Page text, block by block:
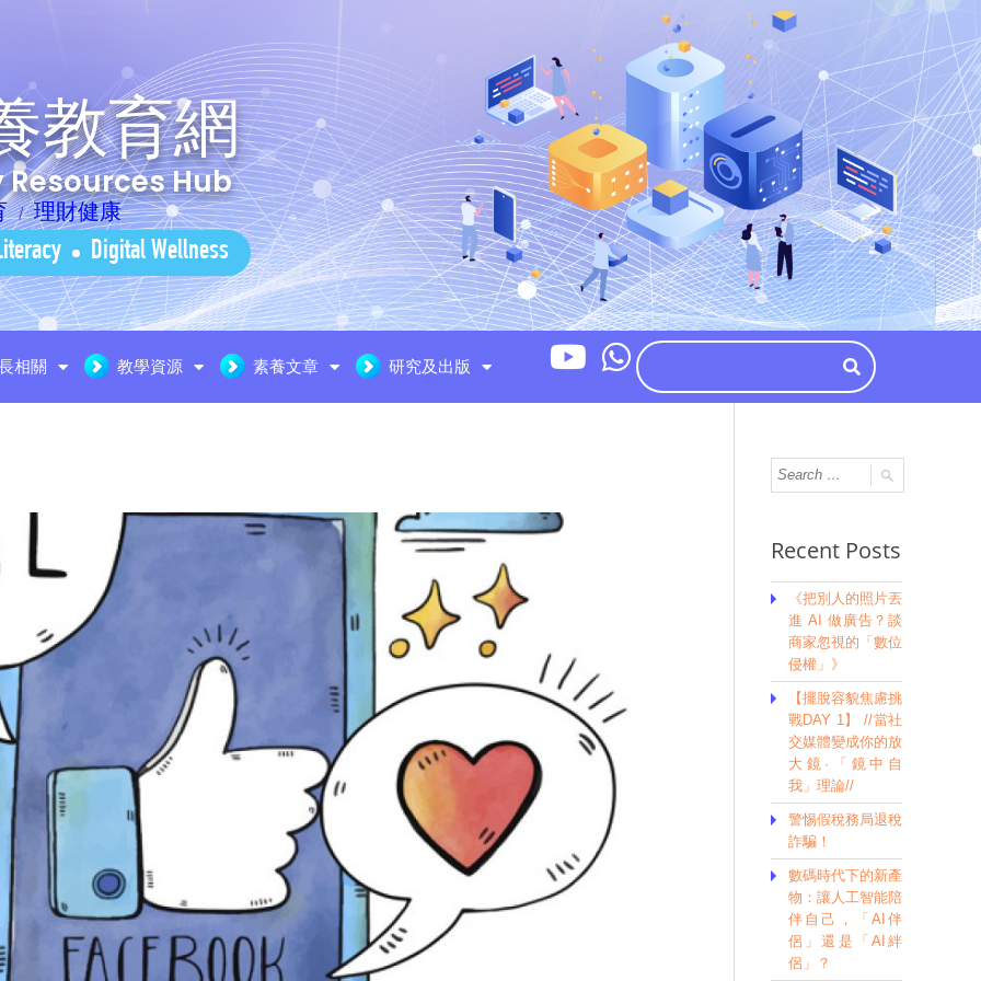
教育網
Hub
理財健康
Digital Wellness
相關 教學資源 素養文章 研究及出版
Recent Posts
《把別人的照片丟
進 AI 做廣告？談
商家忽視的「數位
侵權」》
【擺脫容貌焦慮挑
戰DAY 1】 //當社
交媒體變成你的放
大鏡·「鏡中自
我」理論//
警惕假稅務局退稅
詐騙！
數碼時代下的新產
物：讓人工智能陪
伴自己，「AI伴
侶」還是「AI絆
侶」？